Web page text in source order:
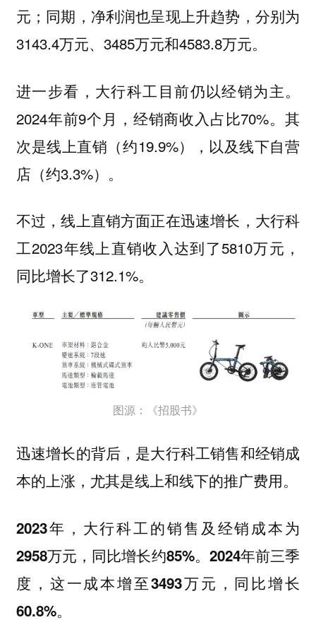
元；同期，净利润也呈现上升趋势，分别为
3143.4万元、3485万元和4583.8万元。
进一步看，大行科工目前仍以经销为主。
2024年前9个月，经销商收入占比70%。其
次是线上直销（约19.9%），以及线下自营
店（约3.3%）。
不过，线上直销方面正在迅速增长，大行科
工2023年线上直销收入达到了5810万元，
同比增长了312.1%。
图源：《招股书》
迅速增长的背后，是大行科工销售和经销成
本的上涨，尤其是线上和线下的推广费用。
2023年，大行科工的销售及经销成本为
2958万元，同比增长约85%。2024年前三季
度，这一成本增至3493万元，同比增长
60.8%。